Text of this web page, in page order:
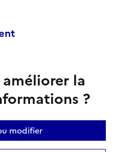
la
?
modifier